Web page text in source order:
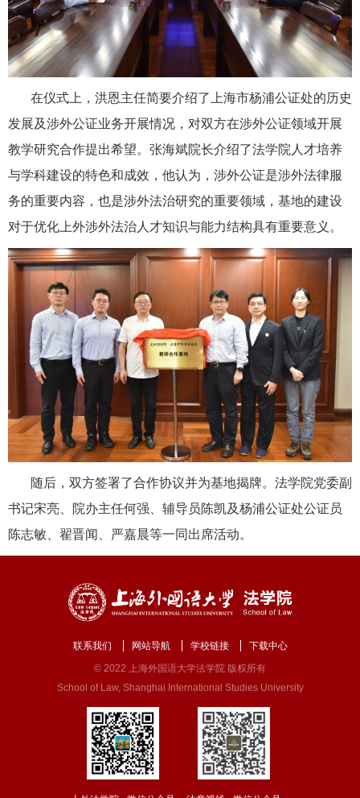
在仪式上，洪恩主任简要介绍了上海市杨浦公证处的历史
发展及涉外公证业务开展情况，对双方在涉外公证领域开展
教学研究合作提出希望。张海斌院长介绍了法学院人才培养
与学科建设的特色和成效，他认为，涉外公证是涉外法律服
务的重要内容，也是涉外法治研究的重要领域，基地的建设
对于优化上外涉外法治人才知识与能力结构具有重要意义。
随后，双方签署了合作协议并为基地揭牌。法学院党委副
书记宋亮、院办主任何强、辅导员陈凯及杨浦公证处公证员
陈志敏、翟晋闻、严嘉晨等一同出席活动。
联系我们 网站导航 学校链接
下载中心
© 2022 上海外国语大学法学院 版权所有
School of Law, Shanghai International Studies University